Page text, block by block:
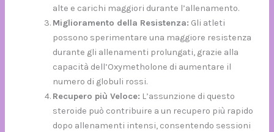
alte e carichi maggiori durante l’allenamento.
Miglioramento della Resistenza: Gli atleti
possono sperimentare una maggiore resistenza
durante gli allenamenti prolungati, grazie alla
capacità dell’Oxymetholone di aumentare il
numero di globuli rossi.
Recupero più Veloce: L’assunzione di questo
steroide può contribuire a un recupero più rapido
dopo allenamenti intensi, consentendo sessioni